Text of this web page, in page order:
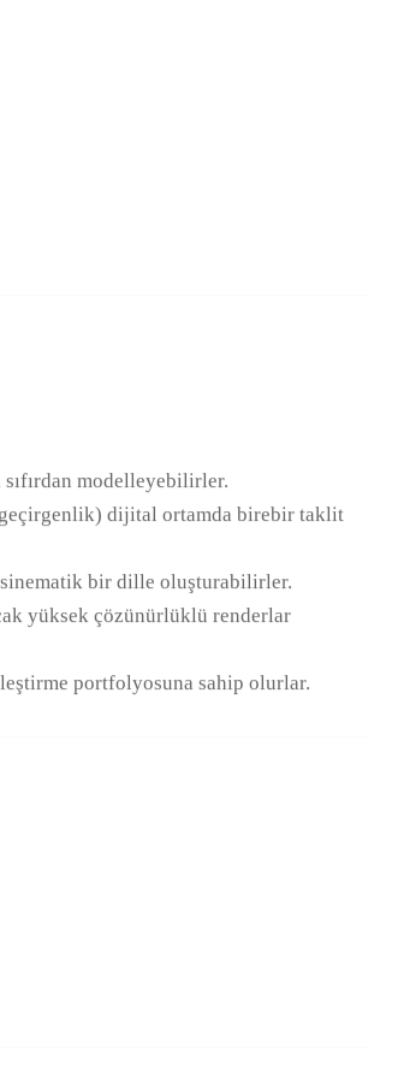
sıfırdan modelleyebilirler.
dijital ortamda birebir taklit
sinematik bir dille oluşturabilirler.
yüksek çözünürlüklü renderlar
portfolyosuna sahip olurlar.